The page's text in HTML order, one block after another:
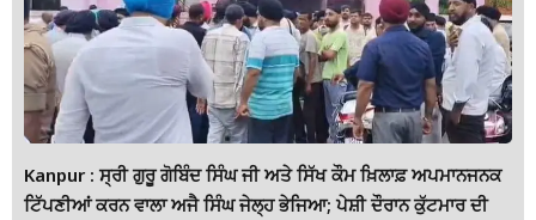
Kanpur : ਸ੍ਰੀ ਗੁਰੂ ਗੋਬਿੰਦ ਸਿੰਘ ਜੀ ਅਤੇ ਸਿੱਖ ਕੌਮ ਖ਼ਿਲਾਫ਼ ਅਪਮਾਨਜਨਕ
ਟਿੱਪਣੀਆਂ ਕਰਨ ਵਾਲਾ ਅਜੈ ਸਿੰਘ ਜੇਲ੍ਹ ਭੇਜਿਆ; ਪੇਸ਼ੀ ਦੌਰਾਨ ਕੁੱਟਮਾਰ ਦੀ